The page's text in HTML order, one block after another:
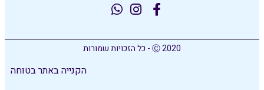
Ⓒ 2020 - כל הזכויות שמורות
הקנייה באתר בטוחה